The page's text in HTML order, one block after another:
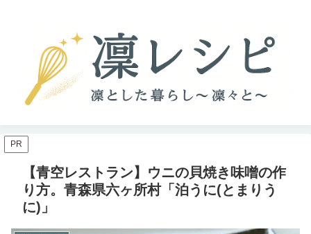
PR
【青空レストラン】ウニの貝焼き味噌の作
り方。青森県六ヶ所村「泊うに(とまりう
に)」